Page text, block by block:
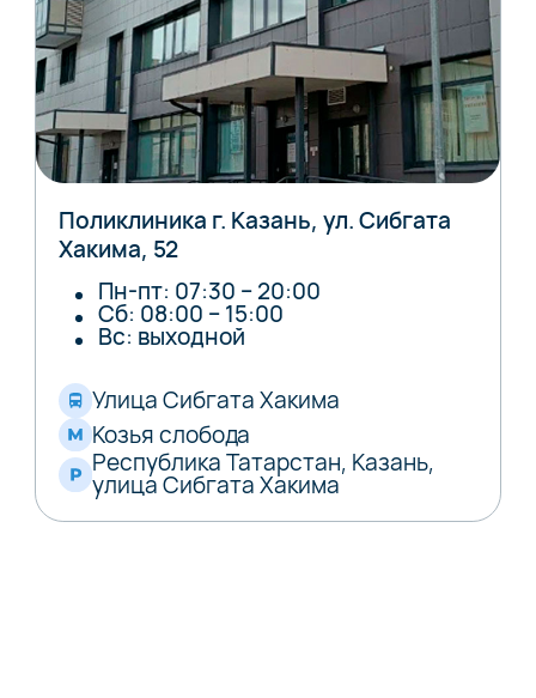
Поликлиника г. Казань, ул. Сибгата
Хакима, 52
Пн-пт: 07:30 – 20:00
Сб: 08:00 – 15:00
Вс: выходной
Улица Сибгата Хакима
Козья слобода
Республика Татарстан, Казань,
улица Сибгата Хакима